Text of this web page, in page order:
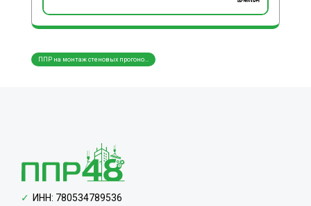
ППР на монтаж стеновых прогоно...
Разработка ППР на резку стальн...
ИНН: 780534789536